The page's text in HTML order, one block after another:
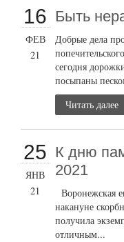
16
ФЕВ
21
Быть
Добрые дела
сегодня
посыпаны
Читать далее
25
ЯНВ
21
К дню
2021
Воронежская
накануне
получила
отличным...